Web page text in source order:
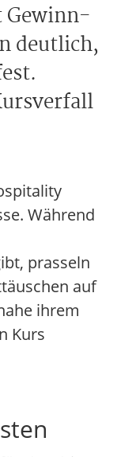
Gewinn-
deutlich,
Während
prasseln
auf
ihrem
Kurs